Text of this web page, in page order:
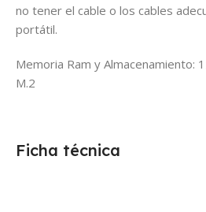
no tener el cable o los cables
portátil.
Memoria Ram y Almacenamiento:
M.2
Ficha técnica